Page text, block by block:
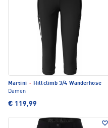
Martini · Hillclimb 3/4 Wanderhose
Damen
€ 119,99